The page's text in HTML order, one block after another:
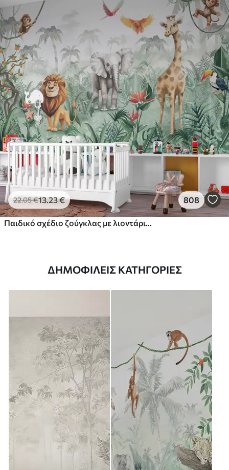
22.05€13.23€ 808
ΔΗΜΟΦΙΛΕΊΣ ΚΑΤΗΓΟΡΊΕΣ